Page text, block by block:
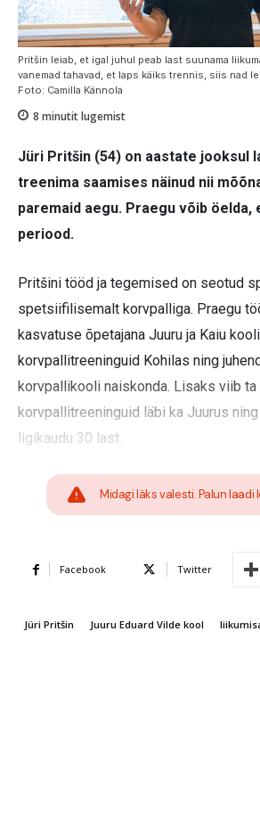
Pritšin leiab, et igal juhul peab last suunama
vanemad tahavad, et laps käiks trennis, siis nad
Foto: Camilla Kännola
8 minutit lugemist
Jüri Pritšin (54) on aastate jooksul
treenima saamises näinud nii
paremaid aegu. Praegu võib öelda,
periood.
Pritšini tööd ja tegemised on seotud
spetsiifilisemalt korvpalliga. Praegu
kasvatuse õpetajana Juuru ja Kaiu
korvpallitreeninguid Kohilas ning
korvpallikooli naiskonda. Lisaks viib ta
korvpallitreeninguid läbi ka Juurus
ligikaudu 30 last.
Midagi läks valesti. Palun laadi
Facebook Twitter
Jüri Pritšin Juuru Eduard Vilde kool